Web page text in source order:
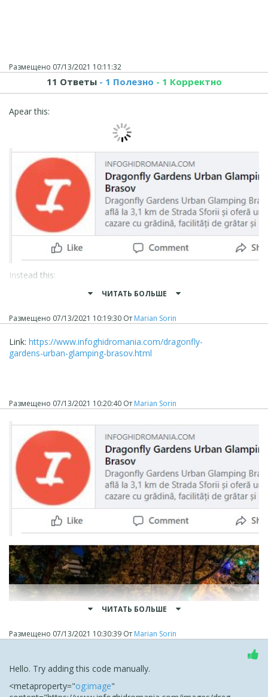
Размещено 07/13/2021 10:11:32
11 Ответы- 1 Полезно - 1 Корректно
Apear this:
Instead this:
ЧИТАТЬ БОЛЬШЕ
Размещено 07/13/2021 10:19:30 От Marian Sorin
Link: https://www.infoghidromania.com/dragonfly-
gardens-urban-glamping-brasov.html
Размещено 07/13/2021 10:20:40 От Marian Sorin
ЧИТАТЬ БОЛЬШЕ
Размещено 07/13/2021 10:30:39 От Marian Sorin
Hello. Try adding this code manually.
<metaproperty="og:image"